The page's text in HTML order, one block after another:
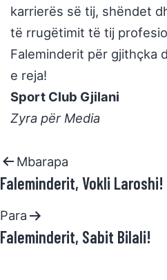
karrierës së tij, shëndet
të rrugëtimit të tij
Faleminderit për gjithçka
e reja!
Sport Club Gjilani
Zyra për Media
Mbarapa
Faleminderit, Vokli Laroshi!
Para
Faleminderit, Sabit Bilali!